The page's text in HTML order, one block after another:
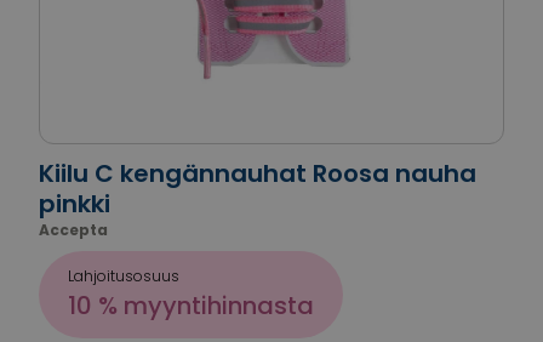
Kiilu C kengännauhat Roosa nauha
pinkki
Accepta
Lahjoitusosuus
10 % myyntihinnasta